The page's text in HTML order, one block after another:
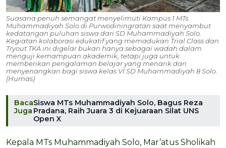
Suasana penuh semangat menyelimuti Kampus 1 MTs
Muhammadiyah Solo di Purwodiningratan saat menyambut
kedatangan puluhan siswa dari SD Muhammadiyah Solo.
Kegiatan kolaborasi edukatif yang memadukan Trial Class dan
Tryout TKA ini digelar bukan hanya sebagai wadah dalam
menguji kemampuan akademik, tetapi juga untuk
memberikan pengalaman belajar yang menarik dan
menyenangkan bagi siswa kelas VI SD Muhammadiyah 8 Solo.
(Humas)
Baca
Juga
Siswa MTs Muhammadiyah Solo, Bagus Reza
Pradana, Raih Juara 3 di Kejuaraan Silat UNS
Open X
Kepala MTs Muhammadiyah Solo, Mar’atus Sholikah